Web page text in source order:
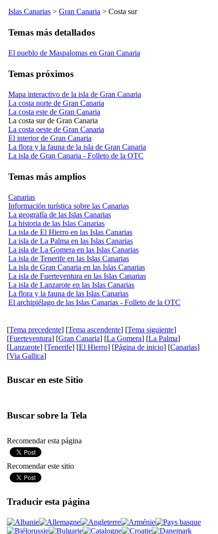
Islas Canarias > Gran Canaria > Costa sur
Temas más detallados
El pueblo de Maspalomas en Gran Canaria
Temas próximos
Mapa interactivo de la isla de Gran Canaria
La costa norte de Gran Canaria
La costa este de Gran Canaria
La costa sur de Gran Canaria
La costa oeste de Gran Canaria
El interior de Gran Canaria
La flora y la fauna de la isla de Gran Canaria
La isla de Gran Canaria - Folleto de la OTC
Temas más amplios
Canarias
Información turística sobre las Canarias
La geografía de las Islas Canarias
La historia de las Islas Canarias
La isla de El Hierro en las Islas Canarias
La isla de La Palma en las Islas Canarias
La isla de La Gomera en las Islas Canarias
La isla de Tenerife en las Islas Canarias
La isla de Gran Canaria en las Islas Canarias
La isla de Fuerteventura en las Islas Canarias
La isla de Lanzarote en las Islas Canarias
La flora y la fauna de las Islas Canarias
El archipiélago de las Islas Canarias - Folleto de la OTC
[Tema precedente] [Tema ascendente] [Tema siguiente]
[Fuerteventura] [Gran Canaria] [La Gomera] [La Palma]
[Lanzarote] [Tenerife] [El Hierro] [Página de inicio] [Canarias]
[Via Gallica]
Buscar en este Sitio
Buscar sobre la Tela
Recomendar esta página
Recomendar este sitio
Traducir esta página